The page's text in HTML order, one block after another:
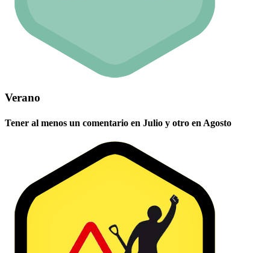
Verano
Tener al menos un comentario en Julio y otro en Agosto